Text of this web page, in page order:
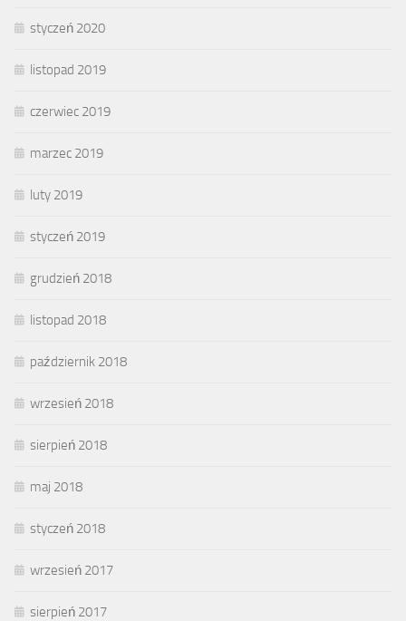
styczeń 2020
listopad 2019
czerwiec 2019
marzec 2019
luty 2019
styczeń 2019
grudzień 2018
listopad 2018
październik 2018
wrzesień 2018
sierpień 2018
maj 2018
styczeń 2018
wrzesień 2017
sierpień 2017